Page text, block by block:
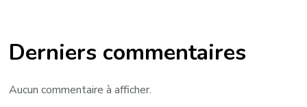
Derniers commentaires
Aucun commentaire à afficher.